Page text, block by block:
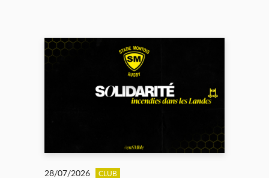
28/07/2026 CLUB